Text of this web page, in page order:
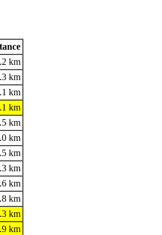
km
km
km
km
km
km
km
km
km
km
km
km